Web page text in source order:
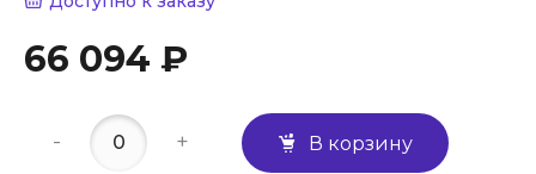
66 094 ₽
- + В корзину